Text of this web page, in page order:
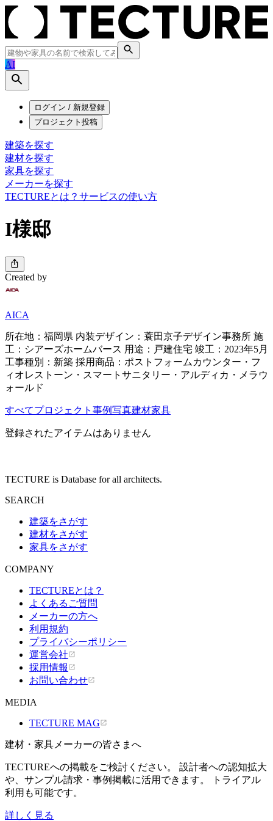
AI
ログイン / 新規登録
プロジェクト投稿
建築を探す
建材を探す
家具を探す
メーカーを探す
TECTUREとは？ サービスの使い方
I様邸
Created by
AICA
所在地：福岡県 内装デザイン：蓑田京子デザイン事務所 施
工：シアーズホームバース 用途：戸建住宅 竣工：2023年5月
工事種別：新築 採用商品：ポストフォームカウンター・フ
ィオレストーン・スマートサニタリー・アルディカ・メラウ
ォールド
すべてプロジェクト 事例写真建材家具
登録されたアイテムはありません
TECTURE is Database for all architects.
SEARCH
建築をさがす
建材をさがす
家具をさがす
COMPANY
TECTUREとは？
よくあるご質問
メーカーの方へ
利用規約
プライバシーポリシー
運営会社
採用情報
お問い合わせ
MEDIA
TECTURE MAG
建材・家具メーカーの皆さまへ
TECTUREへの掲載をご検討ください。 設計者への認知拡大
や、サンプル請求・事例掲載に活用できます。 トライアル
利用も可能です。
詳しく見る